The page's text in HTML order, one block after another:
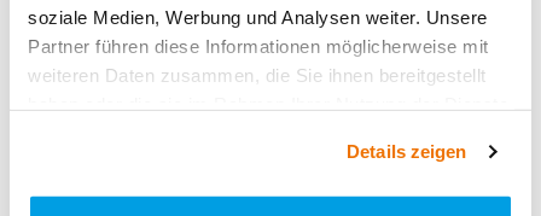
soziale Medien, Werbung und Analysen weiter. Unsere
Partner führen diese Informationen möglicherweise mit
weiteren Daten zusammen, die Sie ihnen bereitgestellt
Details zeigen